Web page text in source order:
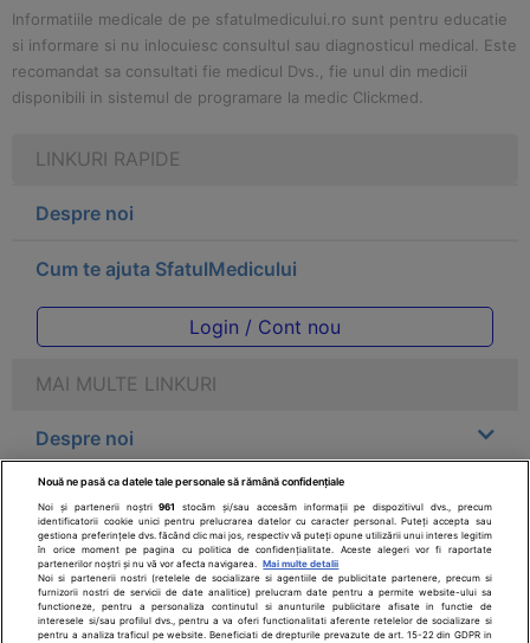
Informatiile medicale de pe sfatulmedicului.ro sunt pentru educatie
si informare si nu inlocuiesc consultul sau diagnosticul medical. Este
recomandat sa consultati fie medicul Dvs., fie unul din medicii
disponibili in sistemul de programare la medic Clickmed.
LINKURI RAPIDE
Despre noi
Cum te ajuta SfatulMedicului
Login / Cont nou
MAI MULTE LINKURI
Despre noi
Legal
Drepturile consumatorului
Parteneri
Nouă ne pasă ca datele tale personale să rămână confidențiale
Noi și partenerii noștri961
stocăm și/sau accesăm informații pe dispozitivul dvs., precum
identificatorii cookie unici pentru prelucrarea datelor cu caracter personal. Puteți accepta sau
gestiona preferințele dvs. făcând clic mai jos, respectiv vă puteți opune utilizării unui interes legitim
în orice moment pe pagina cu politica de confidențialitate. Aceste alegeri vor fi raportate
partenerilor noștri și nu vă vor afecta navigarea.
Mai multe detalii
Noi si partenerii nostri (retelele de socializare si agentiile de publicitate partenere, precum si
furnizorii nostri de servicii de date analitice) prelucram date pentru a permite website-ului sa
functioneze, pentru a personaliza continutul si anunturile publicitare afisate in functie de
interesele si/sau profilul dvs., pentru a va oferi functionalitati aferente retelelor de socializare si
pentru a analiza traficul pe website. Beneficiati de drepturile prevazute de art. 15-22 din GDPR in